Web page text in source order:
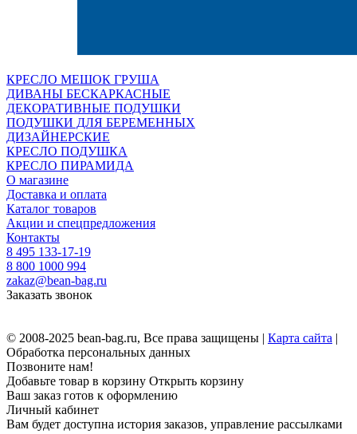
КРЕСЛО МЕШОК ГРУША
ДИВАНЫ БЕСКАРКАСНЫЕ
ДЕКОРАТИВНЫЕ ПОДУШКИ
ПОДУШКИ ДЛЯ БЕРЕМЕННЫХ
ДИЗАЙНЕРСКИЕ
КРЕСЛО ПОДУШКА
КРЕСЛО ПИРАМИДА
О магазине
Доставка и оплата
Каталог товаров
Акции и спецпредложения
Контакты
8 495 133-17-19
8 800 1000 994
zakaz@bean-bag.ru
Заказать звонок
© 2008-2025 bean-bag.ru, Все права защищены | Карта сайта |
Обработка персональных данных
Позвоните нам!
Добавьте товар в корзину Открыть корзину
Ваш заказ готов к оформлению
Личный кабинет
Вам будет доступна история заказов, управление рассылками